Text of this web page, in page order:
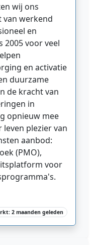
wij ons
van werkend
en
2005 voor veel
en activatie
duurzame
de kracht van
in
opnieuw mee
leven plezier van
aanbod:
(PMO),
voor
2 maanden geleden